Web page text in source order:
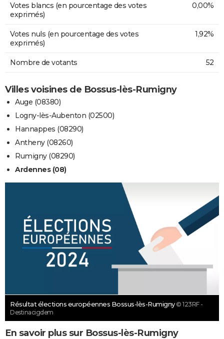
Votes blancs (en pourcentage des votes
exprimés)
0,00%
Votes nuls (en pourcentage des votes
exprimés)
1,92%
Nombre de votants 52
Villes voisines de Bossus-lès-Rumigny
Auge (08380)
Logny-lès-Aubenton (02500)
Hannappes (08290)
Antheny (08260)
Rumigny (08290)
Ardennes (08)
Résultat élections européennes Bossus-lès-Rumigny © 123RF -
Destinacigdem
En savoir plus sur Bossus-lès-Rumigny